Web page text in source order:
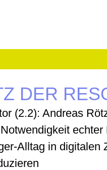
DER
(2.2): Andreas
Alltag in digitalen